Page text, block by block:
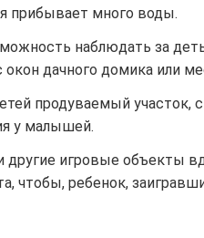
прибывает много воды.
наблюдать за
окон дачного домика или
продуваемый участок,
у малышей.
другие игровые объекты
чтобы, ребенок,